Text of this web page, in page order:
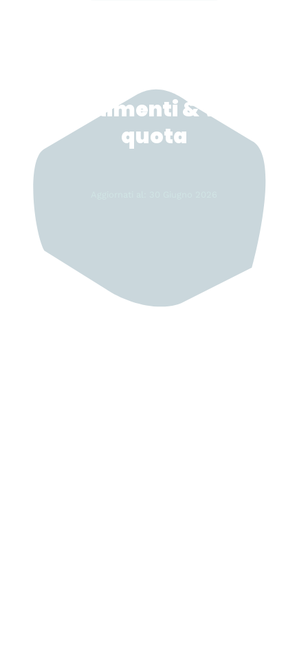
Investimenti & Valori
quota